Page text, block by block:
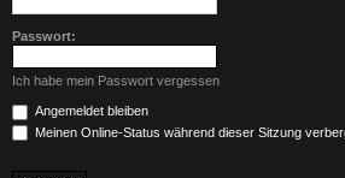
Passwort:
Ich habe mein Passwort vergessen
Angemeldet bleiben
Meinen Online-Status während dieser Sitzung